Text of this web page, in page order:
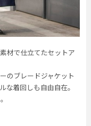
材で仕立てたセットア
のブレードジャケット
な着回しも自由自在。